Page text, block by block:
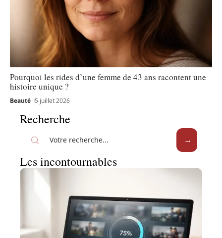
Pourquoi les rides d’une femme de 43 ans racontent une
histoire unique ?
Beauté 5 juillet 2026
Recherche
Les incontournables